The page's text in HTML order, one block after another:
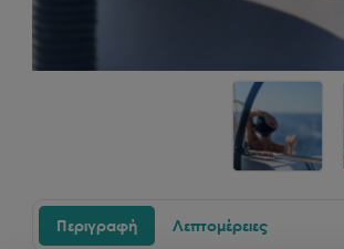
Περιγραφή Λεπτομέρειες